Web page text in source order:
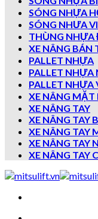
SÓNG NHỰA
SÓNG NHƯA
THÙNG NHỰA
XE NÂNG BÁN
PALLET NHỰA
PALLET NHỰA
PALLET NHỰA
XE NÂNG MẶT
XE NÂNG TAY
XE NÂNG TAY
XE NÂNG TAY
XE NÂNG TAY
XE NÂNG TAY